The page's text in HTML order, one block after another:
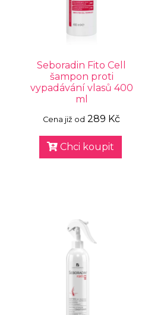
Seboradin Fito Cell
šampon proti
vypadávání vlasů 400
ml
Cena již od 289 Kč
Chci koupit